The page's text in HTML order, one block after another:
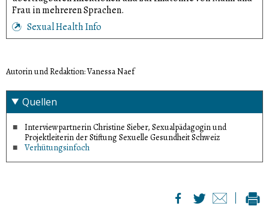
Frau in mehreren Sprachen.
Sexual Health Info
Autorin und Redaktion: Vanessa Naef
Quellen
Interviewpartnerin Christine Sieber, Sexualpädagogin und
Projektleiterin der Stiftung Sexuelle Gesundheit Schweiz
Verhütungsinfo.ch